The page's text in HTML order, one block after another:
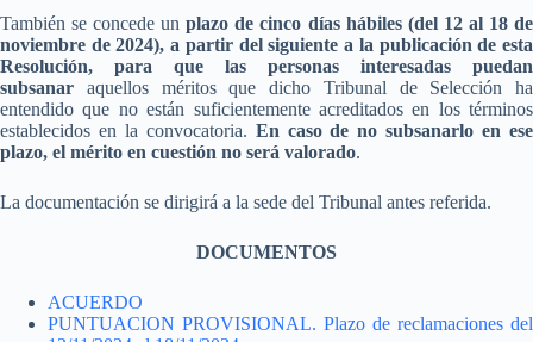
También se concede unplazo de cinco días hábiles (del 12 al 18 de
noviembre de 2024), a partir del siguiente a la publicación de esta
Resolución, para que las personas interesadas puedan
subsanar aquellos méritos que dicho Tribunal de Selección ha
entendido que no están suficientemente acreditados en los términos
establecidos en la convocatoria. En caso de no subsanarlo en ese
plazo, el mérito en cuestión no será valorado.
La documentación se dirigirá a la sede del Tribunal antes referida.
DOCUMENTOS
ACUERDO
PUNTUACION PROVISIONAL. Plazo de reclamaciones del